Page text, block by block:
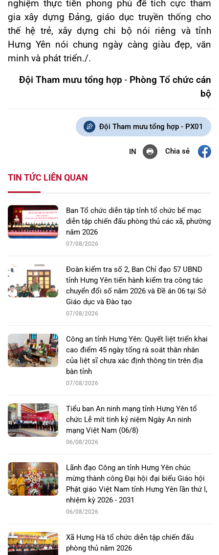
nghiệm thực tiễn phong phú để tích cực tham
gia xây dựng Đảng, giáo dục truyền thống cho
thế hệ trẻ, xây dựng chi bộ nói riêng và tỉnh
Hưng Yên nói chung ngày càng giàu đẹp, văn
minh và phát triển./.
Đội Tham mưu tổng hợp - Phòng Tổ chức cán
bộ
Đội Tham mưu tổng hợp - PX01
IN Chia sẻ
TIN TỨC LIÊN QUAN
Ban Tổ chức diễn tập tỉnh tổ chức bế mạc
diễn tập chiến đấu phòng thủ các xã, phường
năm 2026
07/08/2026
Đoàn kiểm tra số 2, Ban Chỉ đạo 57 UBND
tỉnh Hưng Yên tiến hành kiểm tra công tác
chuyển đổi số năm 2026 và Đề án 06 tại Sở
Giáo dục và Đào tạo
07/08/2026
Công an tỉnh Hưng Yên: Quyết liệt triển khai
cao điểm 45 ngày tổng rà soát thân nhân
của liệt sĩ chưa xác định thông tin trên địa
bàn tỉnh
07/08/2026
Tiểu ban An ninh mạng tỉnh Hưng Yên tổ
chức Lễ mít tinh kỷ niệm Ngày An ninh
mạng Việt Nam (06/8)
06/08/2026
Lãnh đạo Công an tỉnh Hưng Yên chúc
mừng thành công Đại hội đại biểu Giáo hội
Phật giáo Việt Nam tỉnh Hưng Yên lần thứ I,
nhiệm kỳ 2026 - 2031
06/08/2026
Xã Hưng Hà tổ chức diễn tập chiến đấu
phòng thủ năm 2026